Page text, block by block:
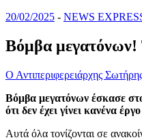
20/02/2025 - NEWS
Βόμβα μεγατόνων!
Ο Αντιπεριφερειάρχης
Βόμβα μεγατόνων έσκασε
ότι δεν έχει γίνει κανένα
Αυτά όλα τονίζονται σε